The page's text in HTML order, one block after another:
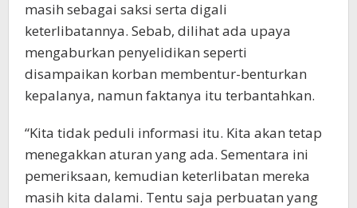
masih sebagai saksi serta digali
keterlibatannya. Sebab, dilihat ada upaya
mengaburkan penyelidikan seperti
disampaikan korban membentur-benturkan
kepalanya, namun faktanya itu terbantahkan.
“Kita tidak peduli informasi itu. Kita akan tetap
menegakkan aturan yang ada. Sementara ini
pemeriksaan, kemudian keterlibatan mereka
masih kita dalami. Tentu saja perbuatan yang